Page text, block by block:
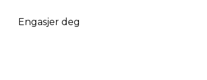
Engasjer deg